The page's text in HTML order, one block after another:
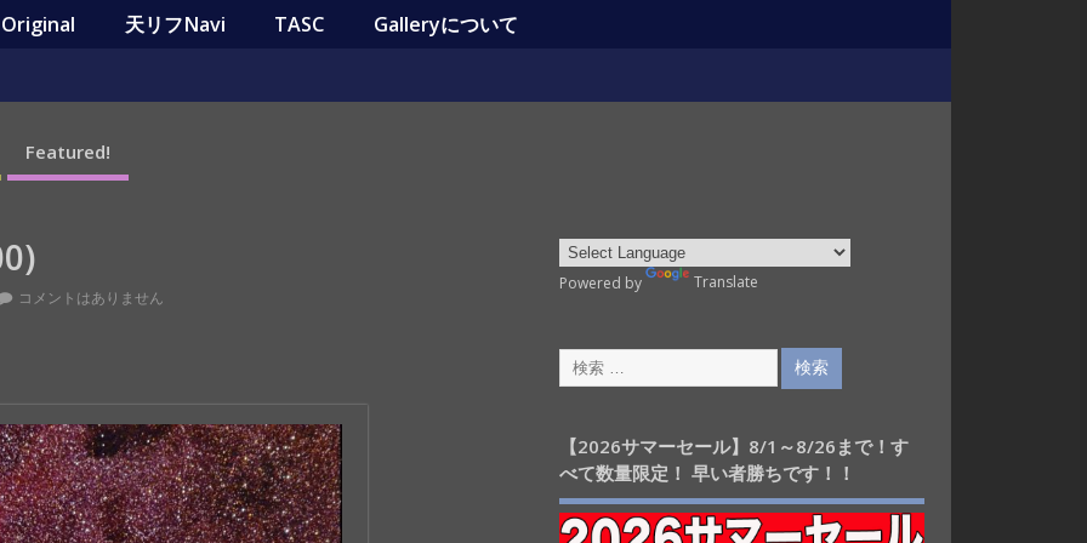
天リフNavi TASC Galleryについて
Featured!
コメントはありません
Powered by Translate
【2026サマーセール】8/1～8/26まで！す
べて数量限定！ 早い者勝ちです！！